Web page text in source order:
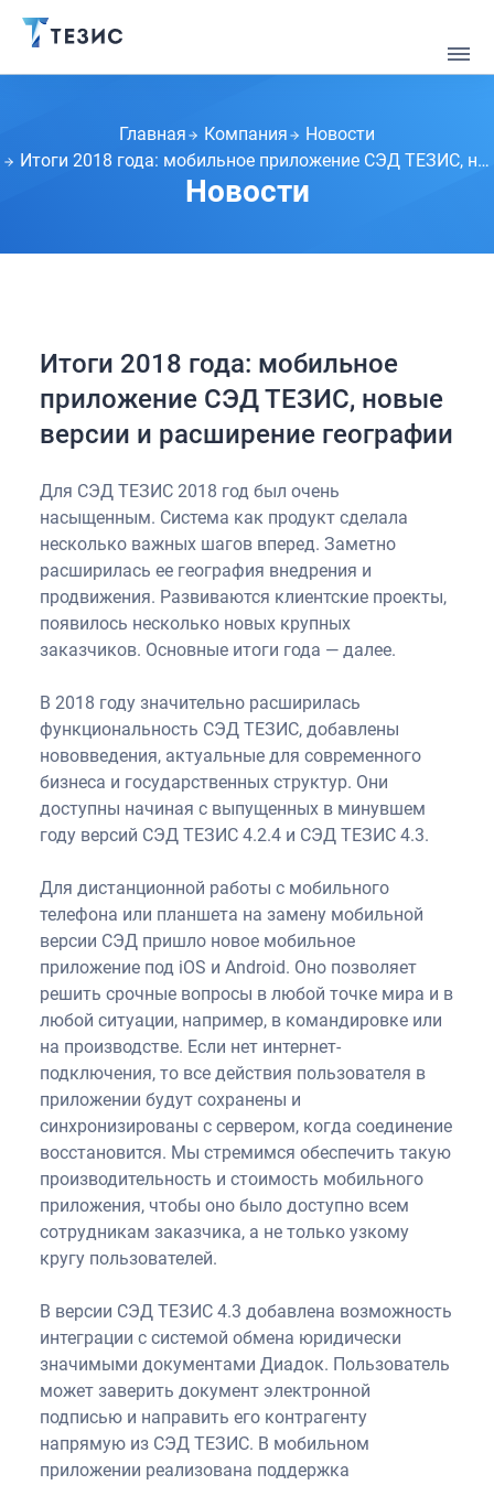
Главная Компания
Новости
Итоги 2018 года: мобильное приложение СЭД ТЕЗИС, новые версии и расширение географии
Новости
Итоги 2018 года: мобильное
приложение СЭД ТЕЗИС, новые
версии и расширение географии
Для СЭД ТЕЗИС 2018 год был очень
насыщенным. Система как продукт сделала
несколько важных шагов вперед. Заметно
расширилась ее география внедрения и
продвижения. Развиваются клиентские проекты,
появилось несколько новых крупных
заказчиков. Основные итоги года — далее.
В 2018 году значительно расширилась
функциональность СЭД ТЕЗИС, добавлены
нововведения, актуальные для современного
бизнеса и государственных структур. Они
доступны начиная с выпущенных в минувшем
году версий СЭД ТЕЗИС 4.2.4 и СЭД ТЕЗИС 4.3.
Для дистанционной работы с мобильного
телефона или планшета на замену мобильной
версии СЭД пришло новое мобильное
приложение под iOS и Android. Оно позволяет
решить срочные вопросы в любой точке мира и в
любой ситуации, например, в командировке или
на производстве. Если нет интернет-
подключения, то все действия пользователя в
приложении будут сохранены и
синхронизированы с сервером, когда соединение
восстановится. Мы стремимся обеспечить такую
производительность и стоимость мобильного
приложения, чтобы оно было доступно всем
сотрудникам заказчика, а не только узкому
кругу пользователей.
В версии СЭД ТЕЗИС 4.3 добавлена возможность
интеграции с системой обмена юридически
значимыми документами Диадок. Пользователь
может заверить документ электронной
подписью и направить его контрагенту
напрямую из СЭД ТЕЗИС. В мобильном
приложении реализована поддержка